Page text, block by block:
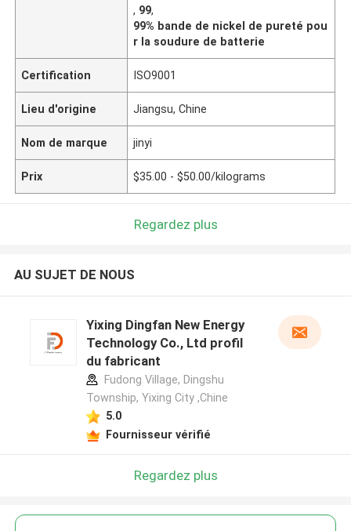
, 99,
99% bande de nickel de pureté pou
r la soudure de batterie
Certification ISO9001
Lieu d'origine Jiangsu, Chine
Nom de marque jinyi
Prix $35.00 - $50.00/kilograms
Regardez plus
AU SUJET DE NOUS
Yixing Dingfan New Energy
Technology Co., Ltd profil
du fabricant
Fudong Village, Dingshu
Township, Yixing City ,Chine
5.0
Fournisseur vérifié
Regardez plus